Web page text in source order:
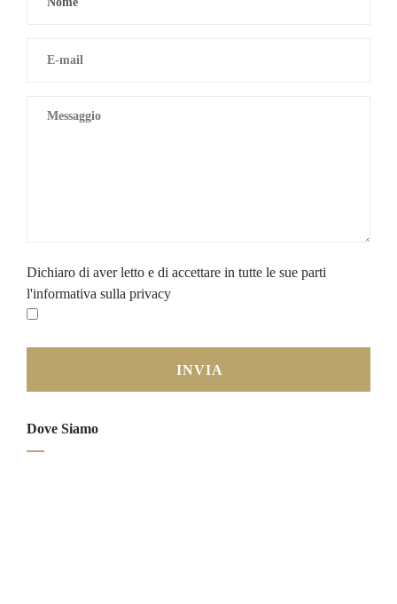
Dichiaro di aver letto e di accettare in tutte le sue parti
l'informativa sulla privacy
Dove Siamo